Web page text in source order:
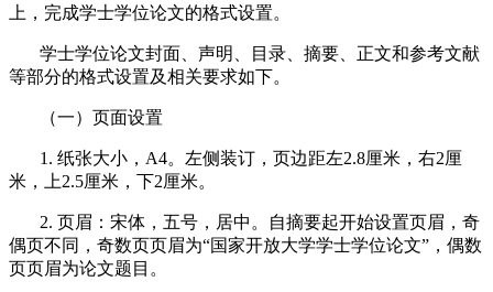
上，完成学士学位论文的格式设置。
学士学位论文封面、声明、目录、摘要、正文和参考文献
等部分的格式设置及相关要求如下。
（一）页面设置
1. 纸张大小， A4。左侧装订，页边距左2.8厘米，右2厘
米，上2.5厘米，下2厘米。
2. 页眉：宋体，五号，居中。自摘要起开始设置页眉，奇
偶页不同，奇数页页眉为“国家开放大学学士学位论文”，偶数
页页眉为论文题目。